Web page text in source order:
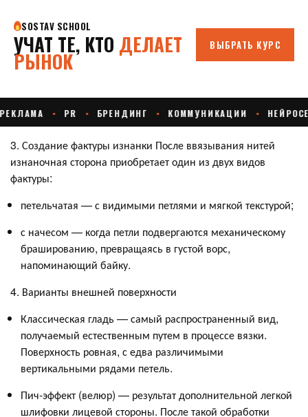
3. Создание фактуры изнанки После ввязывания нитей
изнаночная сторона приобретает один из двух видов
фактуры:
петельчатая — с видимыми петлями и мягкой текстурой;
с начесом — когда петли подвергаются механическому
брашированию, превращаясь в густой ворс,
напоминающий байку.
4. Варианты внешней поверхности
Классическая гладь — самый распространенный вид,
получаемый естественным путем в процессе вязки.
Поверхность ровная, с едва различимыми
вертикальными рядами петель.
Пич-эффект (велюр) — результат дополнительной легкой
шлифовки лицевой стороны. После такой обработки